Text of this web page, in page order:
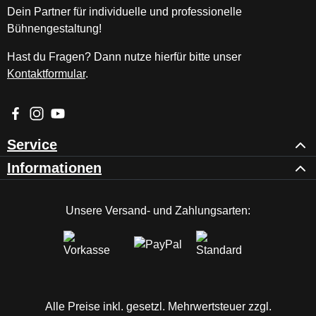
Dein Partner für individuelle und professionelle
Bühnengestaltung!
Hast du Fragen? Dann nutze hierfür bitte unser
Kontaktformular.
Besuche uns auf Facebook – öffnet in neuem Tab (externer
Schau auf Instagram vorbei – öffnet in neuem Tab
Sieh dir unsere Videos auf YouTube an – öffnet in
Service
Informationen
Unsere Versand- und Zahlungsarten:
Alle Preise inkl. gesetzl. Mehrwertsteuer zzgl.